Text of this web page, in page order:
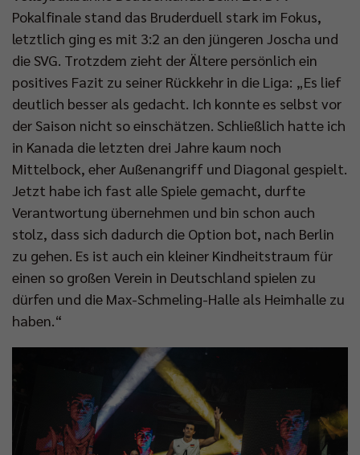
Pokalfinale stand das Bruderduell stark im Fokus,
letztlich ging es mit 3:2 an den jüngeren Joscha und
die SVG. Trotzdem zieht der Ältere persönlich ein
positives Fazit zu seiner Rückkehr in die Liga: „Es lief
deutlich besser als gedacht. Ich konnte es selbst vor
der Saison nicht so einschätzen. Schließlich hatte ich
in Kanada die letzten drei Jahre kaum noch
Mittelbock, eher Außenangriff und Diagonal gespielt.
Jetzt habe ich fast alle Spiele gemacht, durfte
Verantwortung übernehmen und bin schon auch
stolz, dass sich dadurch die Option bot, nach Berlin
zu gehen. Es ist auch ein kleiner Kindheitstraum für
einen so großen Verein in Deutschland spielen zu
dürfen und die Max-Schmeling-Halle als Heimhalle zu
haben.“